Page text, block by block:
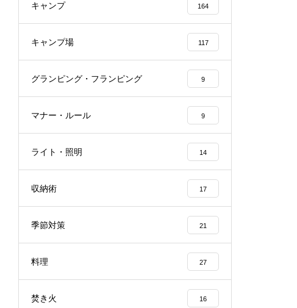
キャンプ 164
キャンプ場 117
グランピング・フランピング 9
マナー・ルール 9
ライト・照明 14
収納術 17
季節対策 21
料理 27
焚き火 16